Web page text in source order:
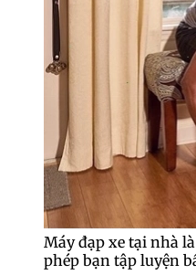
Máy đạp xe tại nhà
phép bạn tập luyện